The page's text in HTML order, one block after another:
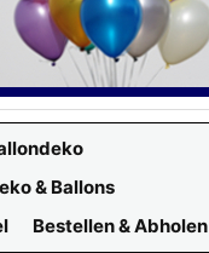
& Ballons
Bestellen & Abholen